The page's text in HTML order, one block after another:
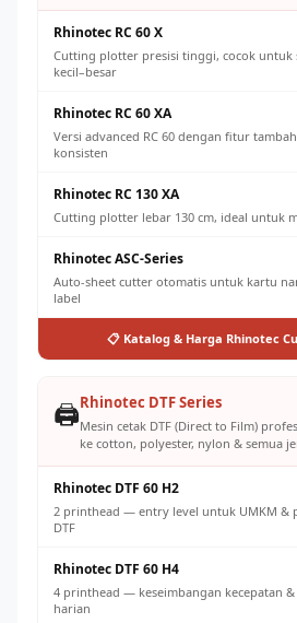
Rhinotec RC 60 X
Cutting plotter presisi tinggi, cocok untuk
kecil–besar
Rhinotec RC 60 XA
Versi advanced RC 60 dengan fitur
konsisten
Rhinotec RC 130 XA
Cutting plotter lebar 130 cm, ideal untuk
Rhinotec ASC-Series
Auto-sheet cutter otomatis untuk kartu
label
📋 Katalog & Harga Rhinotec
🖨️Rhinotec DTF Series
Mesin cetak DTF (Direct to Film)
ke cotton, polyester, nylon & semua
Rhinotec DTF 60 H2
2 printhead — entry level untuk UMKM &
DTF
Rhinotec DTF 60 H4
4 printhead — keseimbangan kecepatan
harian